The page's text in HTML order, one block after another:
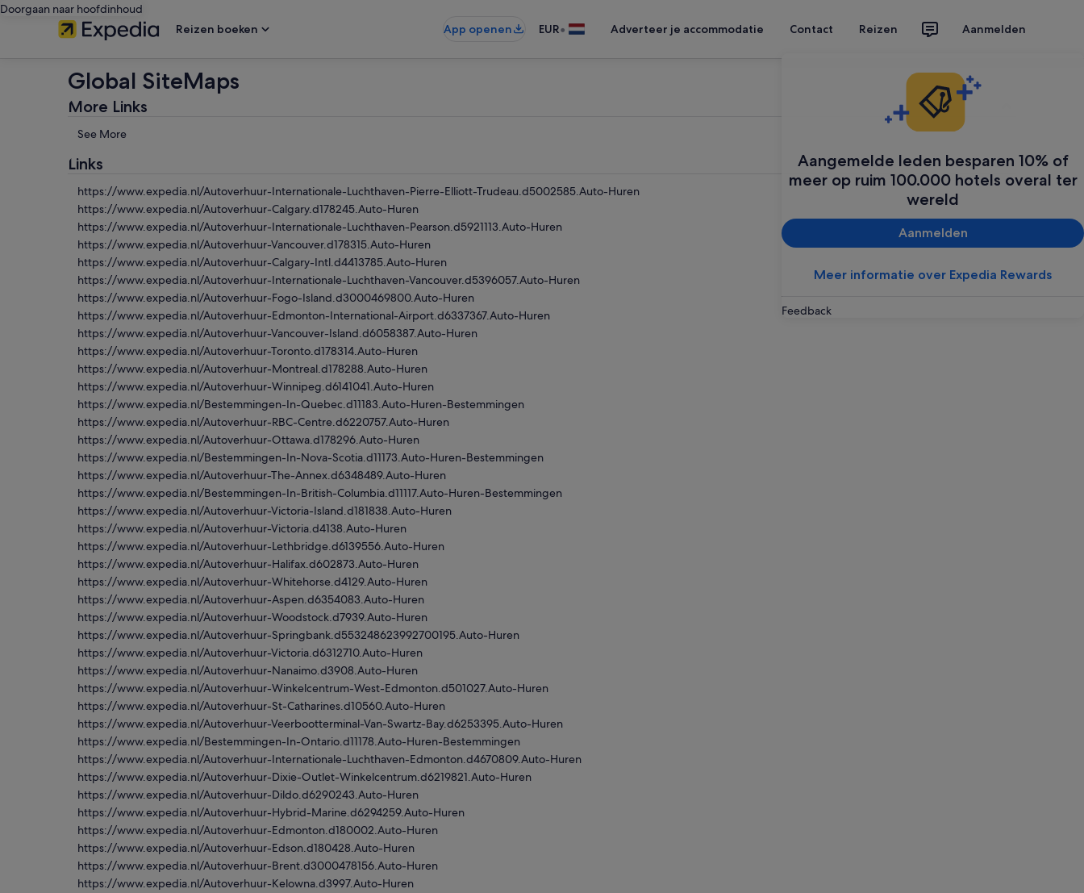
Doorgaan naar hoofdinhoud
Reizen boeken
App openen EUR• Adverteer je accommodatie Contact Reizen Aanmelden
Aangemelde leden besparen 10% of
meer op ruim 100.000 hotels overal ter
wereld
Aanmelden
Meer informatie over Expedia Rewards
Feedback
Global SiteMaps
More Links
See More
Links
https://www.expedia.nl/Autoverhuur-Internationale-Luchthaven-Pierre-Elliott-Trudeau.d5002585.Auto-Huren
https://www.expedia.nl/Autoverhuur-Calgary.d178245.Auto-Huren
https://www.expedia.nl/Autoverhuur-Internationale-Luchthaven-Pearson.d5921113.Auto-Huren
https://www.expedia.nl/Autoverhuur-Vancouver.d178315.Auto-Huren
https://www.expedia.nl/Autoverhuur-Calgary-Intl.d4413785.Auto-Huren
https://www.expedia.nl/Autoverhuur-Internationale-Luchthaven-Vancouver.d5396057.Auto-Huren
https://www.expedia.nl/Autoverhuur-Fogo-Island.d3000469800.Auto-Huren
https://www.expedia.nl/Autoverhuur-Edmonton-International-Airport.d6337367.Auto-Huren
https://www.expedia.nl/Autoverhuur-Vancouver-Island.d6058387.Auto-Huren
https://www.expedia.nl/Autoverhuur-Toronto.d178314.Auto-Huren
https://www.expedia.nl/Autoverhuur-Montreal.d178288.Auto-Huren
https://www.expedia.nl/Autoverhuur-Winnipeg.d6141041.Auto-Huren
https://www.expedia.nl/Bestemmingen-In-Quebec.d11183.Auto-Huren-Bestemmingen
https://www.expedia.nl/Autoverhuur-RBC-Centre.d6220757.Auto-Huren
https://www.expedia.nl/Autoverhuur-Ottawa.d178296.Auto-Huren
https://www.expedia.nl/Bestemmingen-In-Nova-Scotia.d11173.Auto-Huren-Bestemmingen
https://www.expedia.nl/Autoverhuur-The-Annex.d6348489.Auto-Huren
https://www.expedia.nl/Bestemmingen-In-British-Columbia.d11117.Auto-Huren-Bestemmingen
https://www.expedia.nl/Autoverhuur-Victoria-Island.d181838.Auto-Huren
https://www.expedia.nl/Autoverhuur-Victoria.d4138.Auto-Huren
https://www.expedia.nl/Autoverhuur-Lethbridge.d6139556.Auto-Huren
https://www.expedia.nl/Autoverhuur-Halifax.d602873.Auto-Huren
https://www.expedia.nl/Autoverhuur-Whitehorse.d4129.Auto-Huren
https://www.expedia.nl/Autoverhuur-Aspen.d6354083.Auto-Huren
https://www.expedia.nl/Autoverhuur-Woodstock.d7939.Auto-Huren
https://www.expedia.nl/Autoverhuur-Springbank.d553248623992700195.Auto-Huren
https://www.expedia.nl/Autoverhuur-Victoria.d6312710.Auto-Huren
https://www.expedia.nl/Autoverhuur-Nanaimo.d3908.Auto-Huren
https://www.expedia.nl/Autoverhuur-Winkelcentrum-West-Edmonton.d501027.Auto-Huren
https://www.expedia.nl/Autoverhuur-St-Catharines.d10560.Auto-Huren
https://www.expedia.nl/Autoverhuur-Veerbootterminal-Van-Swartz-Bay.d6253395.Auto-Huren
https://www.expedia.nl/Bestemmingen-In-Ontario.d11178.Auto-Huren-Bestemmingen
https://www.expedia.nl/Autoverhuur-Internationale-Luchthaven-Edmonton.d4670809.Auto-Huren
https://www.expedia.nl/Autoverhuur-Dixie-Outlet-Winkelcentrum.d6219821.Auto-Huren
https://www.expedia.nl/Autoverhuur-Dildo.d6290243.Auto-Huren
https://www.expedia.nl/Autoverhuur-Hybrid-Marine.d6294259.Auto-Huren
https://www.expedia.nl/Autoverhuur-Edmonton.d180002.Auto-Huren
https://www.expedia.nl/Autoverhuur-Edson.d180428.Auto-Huren
https://www.expedia.nl/Autoverhuur-Brent.d3000478156.Auto-Huren
https://www.expedia.nl/Autoverhuur-Kelowna.d3997.Auto-Huren